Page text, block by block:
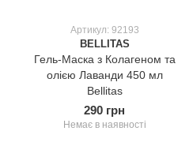
Артикул: 92193
BELLITAS
Гель-Маска з Колагеном та
олією Лаванди 450 мл
Bellitas
290 грн
Немає в наявності